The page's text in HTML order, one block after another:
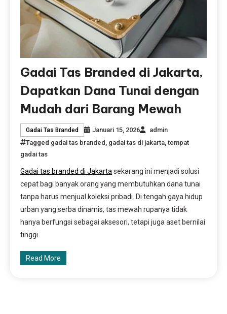
Gadai Tas Branded di Jakarta,
Dapatkan Dana Tunai dengan
Mudah dari Barang Mewah
Gadai Tas Branded Januari 15, 2026
admin
Tagged gadai tas branded , gadai tas di jakarta,tempat
gadai tas
Gadai tas branded di Jakarta sekarang ini menjadi solusi
cepat bagi banyak orang yang membutuhkan dana tunai
tanpa harus menjual koleksi pribadi. Di tengah gaya hidup
urban yang serba dinamis, tas mewah rupanya tidak
hanya berfungsi sebagai aksesori, tetapi juga aset bernilai
tinggi.
Read More